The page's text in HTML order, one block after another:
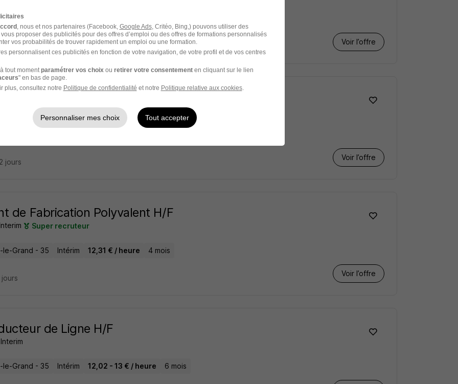
le-Grand - 35
Voir l’offre
recrute
Voir l’offre
jours
de Fabrication Polyvalent H/F
Super recruteur
le-Grand - 35 Intérim 12,31 € / heure 4 mois
Voir l’offre
de Ligne H/F
le-Grand - 35 Intérim 12,02 - 13 € / heure 6 mois
, nous et nos partenaires (Facebook, Google Ads, Critéo, Bing,) pouvons utiliser des
proposer des publicités pour des offres d’emploi ou des offres de formations personnalisés
vos probabilités de trouver rapidement un emploi ou une formation.
personnalisent ces publicités en fonction de votre navigation, de votre profil et de vos centres
tout moment paramétrer vos choix ou retirer votre consentementen cliquant sur le lien
" en bas de page.
plus, consultez notre Politique de confidentialité et notre Politique relative aux cookies.
Personnaliser mes choix Tout accepter